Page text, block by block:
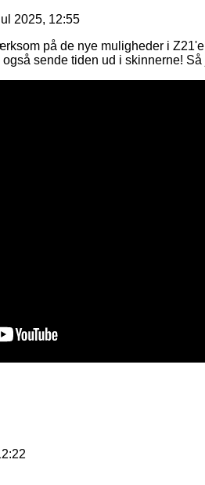
2025, 12:55
på de nye muligheder i
sende tiden ud i skinnerne!